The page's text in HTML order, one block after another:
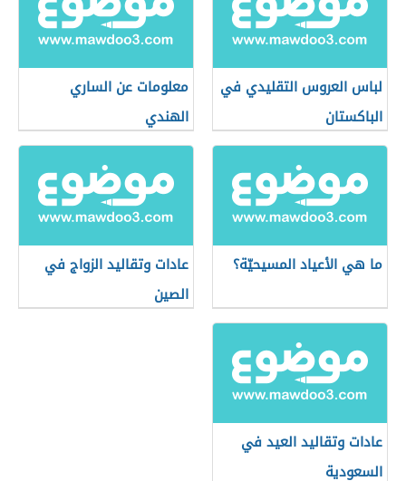
لباس العروس التقليدي في
الباكستان
معلومات عن الساري
الهندي
ما هي الأعياد المسيحيّة؟
عادات وتقاليد الزواج في
الصين
عادات وتقاليد العيد في
السعودية